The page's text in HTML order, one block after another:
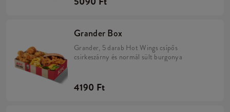
Grander Box
Grander, 5 darab Hot Wings csípős
csirkeszárny és normál sült burgonya
4190 Ft